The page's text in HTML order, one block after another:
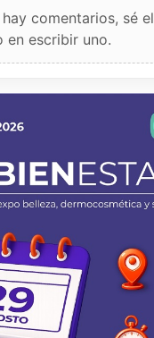
comentarios, sé el
en escribir uno.